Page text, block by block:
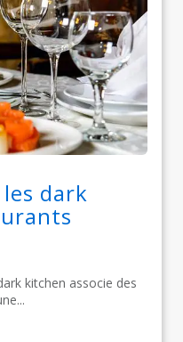
dark
kitchen associe des